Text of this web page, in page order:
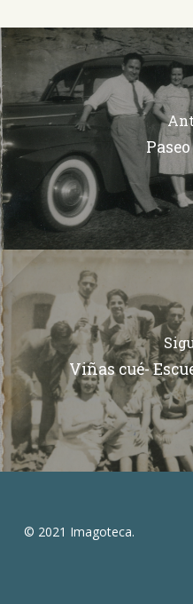
Viñas cué-
© 2021 Imagoteca.